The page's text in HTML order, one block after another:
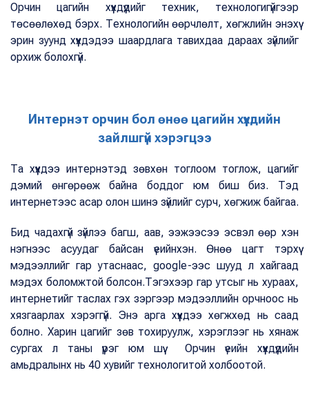
Орчин цагийн хүүхдүүдийг техник, технологигүйгээр
төсөөлөхөд бэрх. Технологийн өөрчлөлт, хөгжлийн энэхүү
эрин зуунд хүүхдэдээ шаардлага тавихдаа дараах зүйлийг
орхиж болохгүй.
Интернэт орчин бол өнөө цагийн хүүхдийн
зайлшгүй хэрэгцээ
Та хүүхдээ интернэтэд зөвхөн тоглоом тоглож, цагийг
дэмий өнгөрөөж байна боддог юм биш биз. Тэд
интернетээс асар олон шинэ зүйлийг сурч, хөгжиж байгаа.
Бид чадахгүй зүйлээ багш, аав, ээжээсээ эсвэл өөр хэн
нэгнээс асуудаг байсан үеийнхэн. Өнөө цагт тэрхүү
мэдээллийг гар утаснаас, google-ээс шууд л хайгаад
мэдэх боломжтой болсон.Тэгэхээр гар утсыг нь хураах,
интернетийг таслах гэх зэргээр мэдээллийн орчноос нь
хязгаарлах хэрэггүй. Энэ арга хүүхдээ хөгжхөд нь саад
болно. Харин цагийг зөв тохируулж, хэрэглээг нь хянаж
сургах л таны үүрэг юм шүү. Орчин үеийн хүүхдүүдийн
амьдралынх нь 40 хувийг технологитой холбоотой.